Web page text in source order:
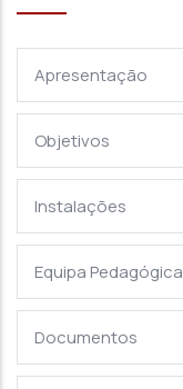
Apresentação
Objetivos
Instalações
Equipa Pedagógica
Documentos